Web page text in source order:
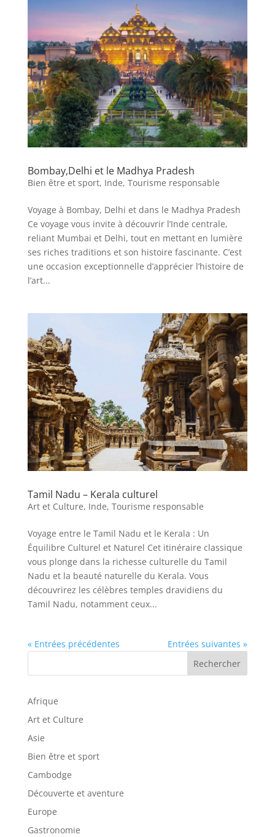
Bombay,Delhi et le Madhya Pradesh
Bien être et sport, Inde, Tourisme responsable
Voyage à Bombay, Delhi et dans le Madhya Pradesh
Ce voyage vous invite à découvrir l’Inde centrale,
reliant Mumbai et Delhi, tout en mettant en lumière
ses riches traditions et son histoire fascinante. C’est
une occasion exceptionnelle d’apprécier l’histoire de
l’art...
Tamil Nadu – Kerala culturel
Art et Culture, Inde, Tourisme responsable
Voyage entre le Tamil Nadu et le Kerala : Un
Équilibre Culturel et Naturel Cet itinéraire classique
vous plonge dans la richesse culturelle du Tamil
Nadu et la beauté naturelle du Kerala. Vous
découvrirez les célèbres temples dravidiens du
Tamil Nadu, notamment ceux...
« Entrées précédentes
Entrées suivantes »
Rechercher
Afrique
Art et Culture
Asie
Bien être et sport
Cambodge
Découverte et aventure
Europe
Gastronomie